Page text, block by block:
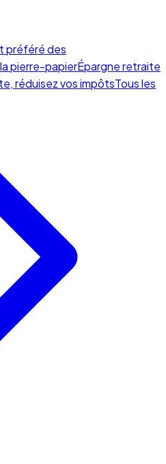
préféré des
pierre-papierÉpargne retraite
réduisez vos impôtsTous les